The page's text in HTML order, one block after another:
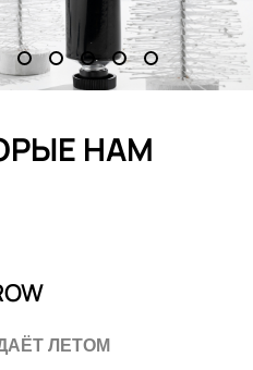
НАМ
ЛЕТОМ